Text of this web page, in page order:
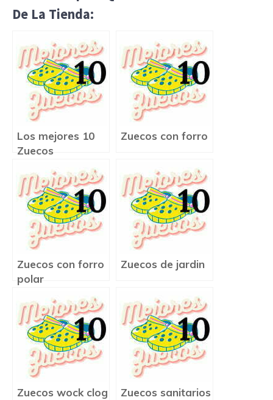
De La Tienda:
Los mejores 10
Zuecos
Zuecos con forro
Zuecos con forro
polar
Zuecos de jardin
Zuecos wock clog
Zuecos sanitarios